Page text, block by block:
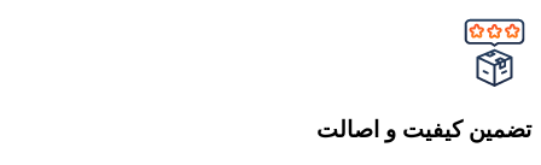
تضمین کیفیت و اصالت